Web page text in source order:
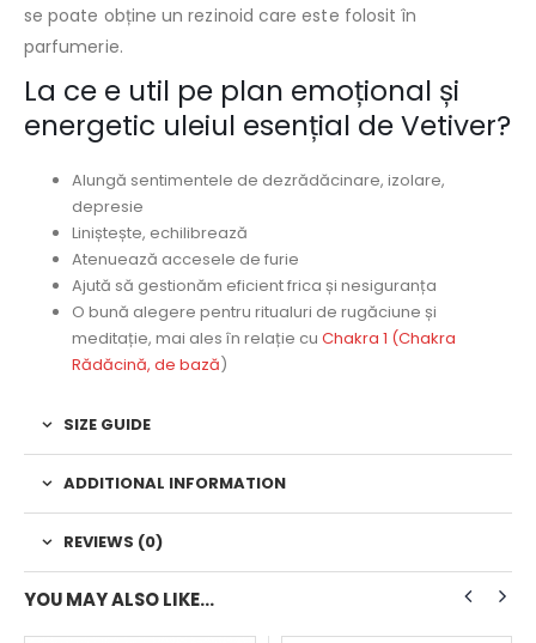
se poate obține un rezinoid care este folosit în
parfumerie.
La ce e util pe plan emoțional și
energetic uleiul esențial de Vetiver?
Alungă sentimentele de dezrădăcinare, izolare,
depresie
Liniștește, echilibrează
Atenuează accesele de furie
Ajută să gestionăm eficient frica și nesiguranța
O bună alegere pentru ritualuri de rugăciune și
meditație, mai ales în relație cu Chakra 1 (Chakra
Rădăcină, de bază)
SIZE GUIDE
ADDITIONAL INFORMATION
REVIEWS (0)
YOU MAY ALSO LIKE…